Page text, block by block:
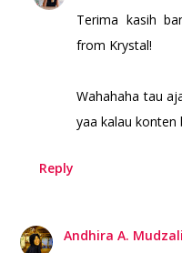
Terima kasih
from Krystal!
Wahahaha tau
yaa kalau konten
Reply
Andhira A.